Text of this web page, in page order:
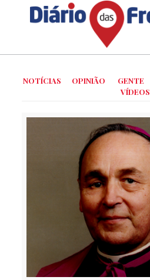
NOTÍCIAS OPINIÃO GENTE
VÍDEOS